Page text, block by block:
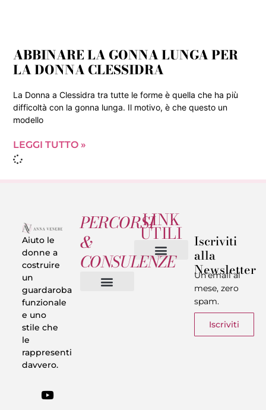
ABBINARE LA GONNA LUNGA PER
LA DONNA CLESSIDRA
La Donna a Clessidra tra tutte le forme è quella che ha più
difficoltà con la gonna lunga. Il motivo, è che questo un
modello
LEGGI TUTTO »
Aiuto le
donne a
costruire
un
guardaroba
funzionale
e uno
stile che
le
rappresenti
davvero.
PERCORSI
&
CONSULENZE
LINK
UTILI Iscriviti
alla
Newsletter
Un’email al
mese, zero
spam.
Iscriviti